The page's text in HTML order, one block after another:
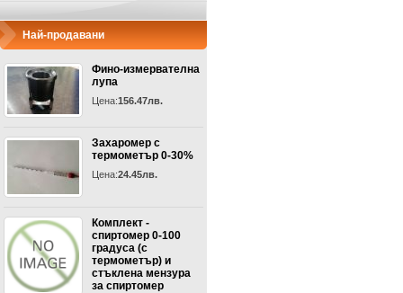
Най-продавани
Фино-измервателна
лупа
Цена:156.47лв.
Захаромер с
термометър 0-30%
Цена:24.45лв.
Комплект -
спиртомер 0-100
градуса (с
термометър) и
стъклена мензура
за спиртомер